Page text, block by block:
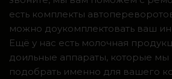
есть комплекты
можно доукомплектовать ваш
Ещё у нас есть молочная
доильные аппараты, которые
подобрать именно для вашего